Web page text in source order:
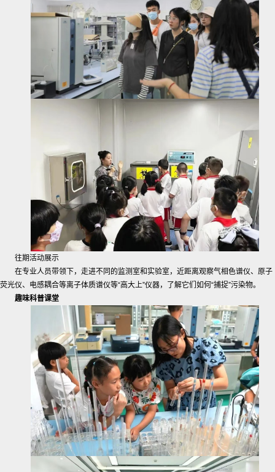
往期活动展示
在专业人员带领下，走进不同的监测室和实验室，近距离观察气相色谱仪、原子
荧光仪、电感耦合等离子体质谱仪等“高大上”仪器，了解它们如何“捕捉”污染物。
趣味科普课堂